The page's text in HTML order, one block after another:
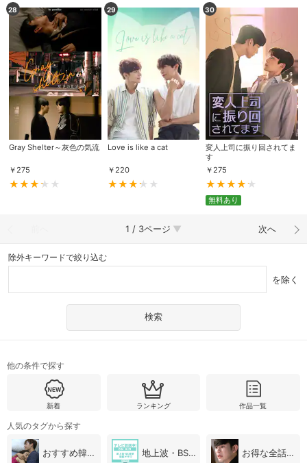
28
Gray Shelter～灰色の気流
￥275
29
Love is like a cat
￥220
30
変人上司に振り回されてま
す
￥275
無料あり
1 / 3ページ 次へ
除外キーワードで絞り込む
を除く
他の条件で探す
新着 ランキング 作品一覧
人気のタグから探す
おすすめ韓国ドラマ 地上波・BS放送（韓国ドラマ） お得な全話パック